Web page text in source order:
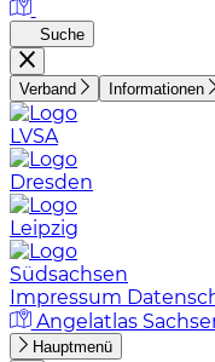
Suche
Verband Informationen
LVSA
Dresden
Leipzig
Südsachsen
Impressum
Angelatlas
Hauptmenü